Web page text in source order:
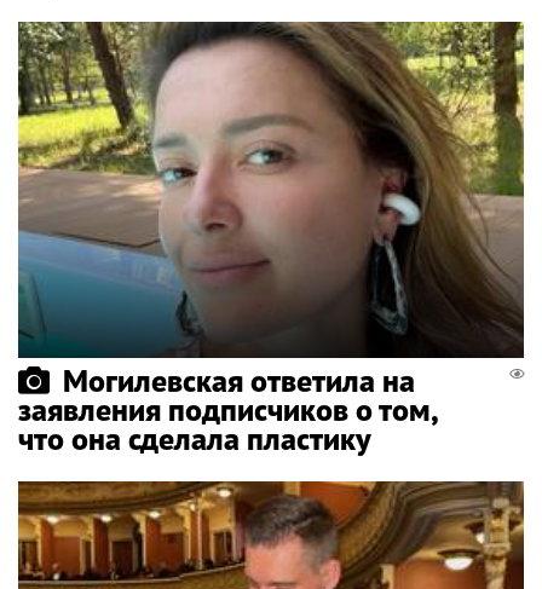
Могилевская ответила на
заявления подписчиков о том,
что она сделала пластику